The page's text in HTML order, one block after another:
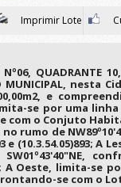
Imprimir Lote
QUADRANTE
MUNICIPAL, nesta
e
se por uma linha
com o Conjuto
rumo de
e (10.3.54.05)893;
A Oeste, limita-se
se com o